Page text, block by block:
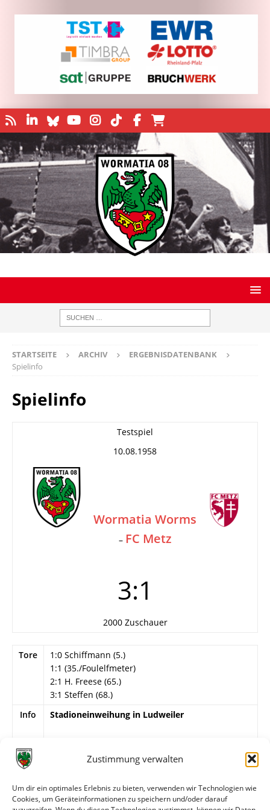
Zustimmung verwalten
Um dir ein optimales Erlebnis zu bieten, verwenden wir Technologien wie
Cookies, um Geräteinformationen zu speichern und/oder darauf
STARTSEITE ARCHIV
ERGEBNISDATENBANK
Spielinfo
Spielinfo
Testspiel
10.08.1958
Wormatia Worms
– FC Metz
3:1
2000 Zuschauer
Tore
1:0 Schiffmann (5.)
1:1 (35./Foulelfmeter)
2:1 H. Freese (65.)
3:1 Steffen (68.)
Info
Stadioneinweihung in Ludweiler
G. Bär (Godo) – Mechnig, H. Löb* – Steffen,
Schweizer, H. Günther – H. Freese, Teichmann,
*jeweils kurz verletzt raus und durch Bogert